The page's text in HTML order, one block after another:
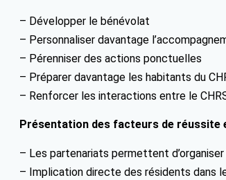
– Développer le bénévolat
– Personnaliser davantage
– Pérenniser des actions ponctuelles
– Préparer davantage les habitants du
– Renforcer les interactions entre le
Présentation des facteurs de réussite
– Les partenariats permettent
– Implication directe des résidents dans